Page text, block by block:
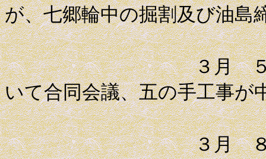
が、七郷輪中の掘割及び油島
３月 ５日 秋の
いて合同会議、五の手工事が
３月 ８日 薩摩